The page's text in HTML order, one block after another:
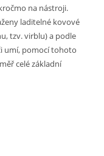
na nástroji.
laditelné kovové
tzv. virblu) a podle
umí, pomocí tohoto
celé základní